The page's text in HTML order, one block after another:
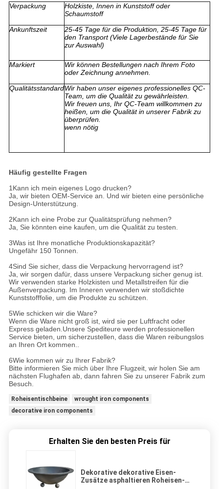
Verpackung
Holzkiste, Innen in Kunststoff oder
Schaumstoff
Ankunftszeit
25-45 Tage für die Produktion, 25-45 Tage für
den Transport (Viele Lagerbestände für Sie
zur Auswahl)
Markiert
Wir können Bestellungen nach Ihrem Foto
oder Zeichnung annehmen.
QualitätsstandardWir haben unser eigenes professionelles QC-
Team, um die Qualität zu gewährleisten.
Wir freuen uns, Ihr QC-Team willkommen zu
heißen, um die Qualität in unserer Fabrik zu
überprüfen.
wenn nötig
Häufig gestellte Fragen
1Kann ich mein eigenes Logo drucken?
Ja, wir bieten OEM-Service an. Und wir bieten eine persönliche
Design-Unterstützung.
2Kann ich eine Probe zur Qualitätsprüfung nehmen?
Ja, Sie könnten eine kaufen, um die Qualität zu testen.
3Was ist Ihre monatliche Produktionskapazität?
Ungefähr 150 Tonnen.
4Sind Sie sicher, dass die Verpackung hervorragend ist?
Ja, wir sorgen dafür, dass unsere Verpackung sicher genug ist.
Wir verwenden starke Holzkisten und Metallstreifen für die
Außenverpackung. Im Inneren verwenden wir stoßdichte
Kunststofffolie, um die Produkte zu schützen.
5Wie schicken wir die Ware?
Wenn die Ware nicht groß ist, wird sie per Luftfracht oder
Express geladen.Unsere Spediteure werden professionellen
Service bieten, um sicherzustellen, dass die Waren reibungslos
an Ihren Ort kommen..
6Wie kommen wir zu Ihrer Fabrik?
Bitte informieren Sie mich über Ihre Flugzeit, wir holen Sie am
nächsten Flughafen ab, dann fahren Sie zu unserer Fabrik zum
Besuch.
Roheisentischbeine
wrought iron components
decorative iron components
Erhalten Sie den besten Preis für
Dekorative dekorative Eisen-
Zusätze asphaltieren Roheisen-